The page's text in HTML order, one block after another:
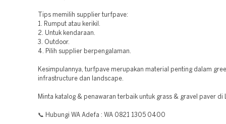
Tips memilih supplier turfpave:
1. Rumput atau kerikil.
2. Untuk kendaraan.
3. Outdoor.
4. Pilih supplier berpengalaman.
Kesimpulannya, turfpave merupakan material penting dalam
infrastructure dan landscape.
Minta katalog & penawaran terbaik untuk grass & gravel paver di
📞 Hubungi WA Adefa : WA 0821 1305 0400